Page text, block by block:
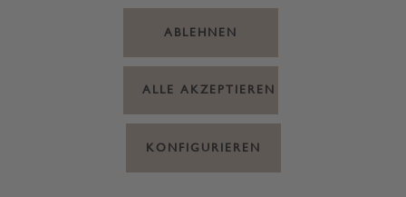
Handcreme
ABLEHNEN
ALLE AKZEPTIEREN
KONFIGURIEREN